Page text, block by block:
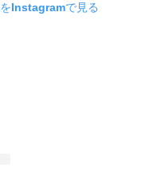
Instagramで見る